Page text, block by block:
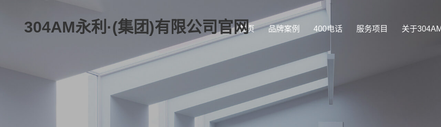
304AM永利·(集团)有限公司官网
首页 品牌案例 400电话 服务项目 关于